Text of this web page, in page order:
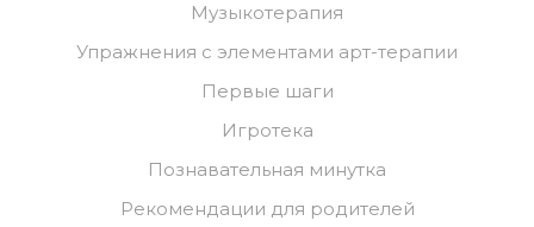
Музыкотерапия
Упражнения с элементами арт-терапии
Первые шаги
Игротека
Познавательная минутка
Рекомендации для родителей